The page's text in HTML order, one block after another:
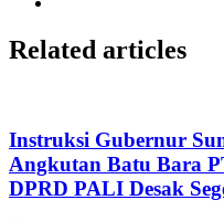
Related articles
Instruksi Gubernur
Angkutan Batu Bara
DPRD PALI Desak